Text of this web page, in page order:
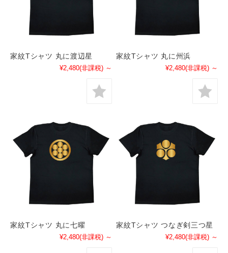
家紋Tシャツ 丸に渡辺星
¥2,480(非課税) ～
家紋Tシャツ 丸に州浜
¥2,480(非課税) ～
家紋Tシャツ 丸に七曜
¥2,480(非課税) ～
家紋Tシャツ つなぎ剣三つ星
¥2,480(非課税) ～